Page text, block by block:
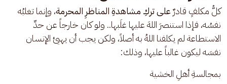
كلُّ مكلفٍ قادرٌ على تركِ مشاهدةِ المناظرِ المحرمة، وإنما تغلبُه
نفسُه، فإذا استنصرَ اللهَ عليها غلَبها.. ولو كان خارجاً عن حدِّ
الاستطاعة لم يكلفنا اللهُ به أصلاً، ولكن يجب أن يهيئ الإنسان
نفسَه ليكون غالباً عليها، وذلك:
بمجالسةِ أهلِ الخشية